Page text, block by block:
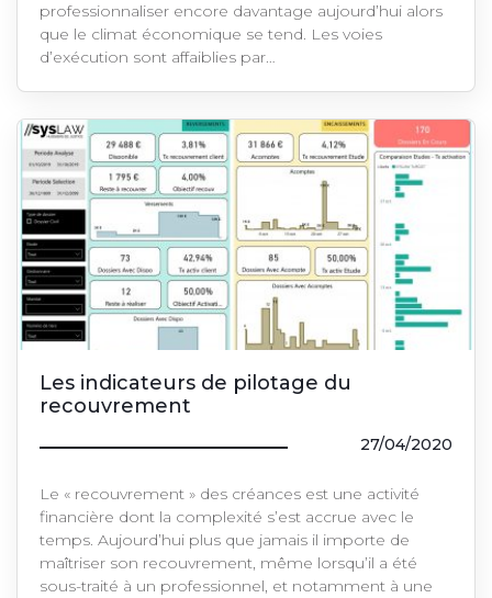
professionnaliser encore davantage aujourd’hui alors
que le climat économique se tend. Les voies
d’exécution sont affaiblies par…
Les indicateurs de pilotage du
recouvrement
27/04/2020
Le « recouvrement » des créances est une activité
financière dont la complexité s’est accrue avec le
temps. Aujourd’hui plus que jamais il importe de
maîtriser son recouvrement, même lorsqu’il a été
sous-traité à un professionnel, et notamment à une